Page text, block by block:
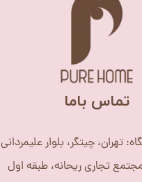
​تماس باما
تهران، چیتگر، بلوار علیمردانی
تجاری ریحانه، طبقه اول